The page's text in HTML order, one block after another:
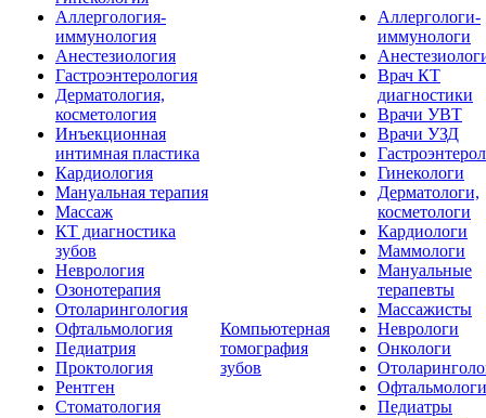
Аллергология-
иммунология
Анестезиология
Гастроэнтерология
Дерматология,
косметология
Инъекционная
интимная пластика
Кардиология
Мануальная терапия
Массаж
КТ диагностика
зубов
Неврология
Озонотерапия
Отоларингология
Офтальмология
Педиатрия
Проктология
Рентген
Стоматология
Компьютерная
томография
зубов
Аллергологи-
иммунологи
Врач КТ
диагностики
Врачи УВТ
Врачи УЗД
Гинекологи
Дерматологи,
косметологи
Кардиологи
Маммологи
Мануальные
терапевты
Массажисты
Неврологи
Онкологи
Офтальмологи
Педиатры